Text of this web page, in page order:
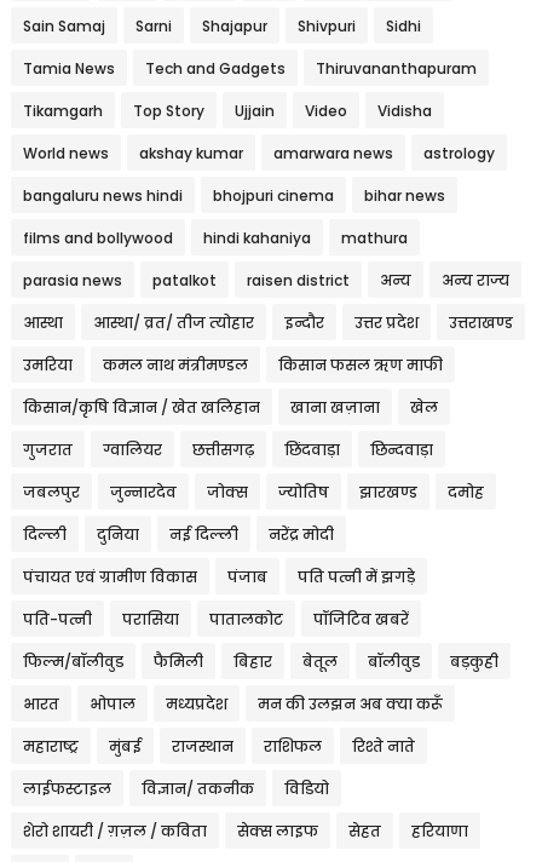
Sain Samaj Sarni Shajapur Shivpuri Sidhi
Tamia News Tech and Gadgets Thiruvananthapuram
Tikamgarh Top Story Ujjain Video Vidisha
World news akshay kumar amarwara news astrology
bangaluru news hindi bhojpuri cinema bihar news
films and bollywood hindi kahaniya mathura
parasia news patalkot raisen district अन्य अन्य राज्य
आस्था आस्था/ व्रत/ तीज त्‍योहार इन्दौर उत्तर प्रदेश उत्तराखण्ड
उमरिया कमल नाथ मंत्रीमण्डल किसान फसल ऋण माफी
किसान/कृषि विज्ञान / खेत खलिहान खाना खज़ाना खेल
गुजरात ग्वालियर छत्तीसगढ़ छिंदवाड़ा छिन्दवाड़ा
जबलपुर जुन्नारदेव जोक्स ज्योतिष झारखण्ड दमोह
दिल्ली दुनिया नई दिल्ली नरेंद्र मोदी
पंचायत एवं ग्रामीण विकास पंजाब पति पत्नी में झगड़े
पति-पत्नी परासिया पातालकोट पॉजिटिव खबरें
फिल्म/बॉलीवुड फैमिली बिहार बेतूल बॉलीवुड बड़कुही
भारत भोपाल मध्यप्रदेश मन की उलझन अब क्या करूँ
महाराष्ट्र मुंबई राजस्थान राशिफल रिश्ते नाते
लाईफस्टाइल विज्ञान/ तकनीक विडियो
शेरो शायरी / ग़ज़ल / कविता सेक्स लाइफ सेहत हरियाणा